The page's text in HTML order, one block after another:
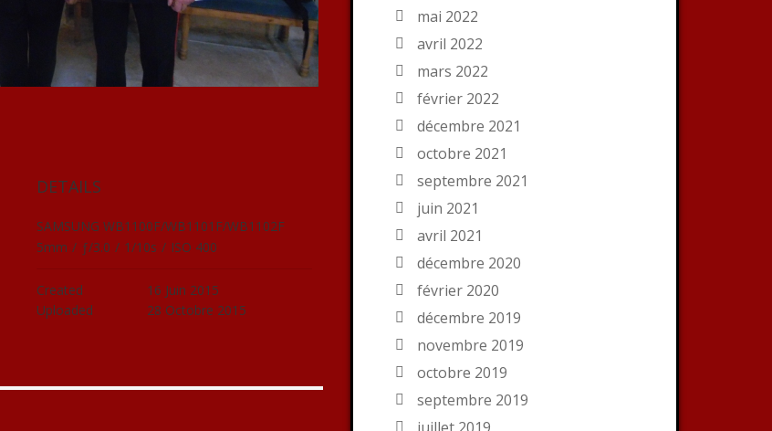
DETAILS
SAMSUNG WB1100F/WB1101F/WB1102F
5mm / ƒ/3.0 / 1/10s / ISO 400
Created
16 Juin 2015
Uploaded
28 Octobre 2015
mai 2022
avril 2022
mars 2022
février 2022
décembre 2021
octobre 2021
septembre 2021
juin 2021
avril 2021
décembre 2020
février 2020
décembre 2019
novembre 2019
octobre 2019
septembre 2019